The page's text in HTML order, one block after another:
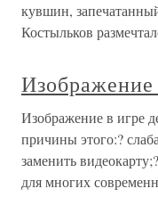
кувшин,
Костыльков
Изображение
Изображение в игре
причины этого:?
заменить
для многих